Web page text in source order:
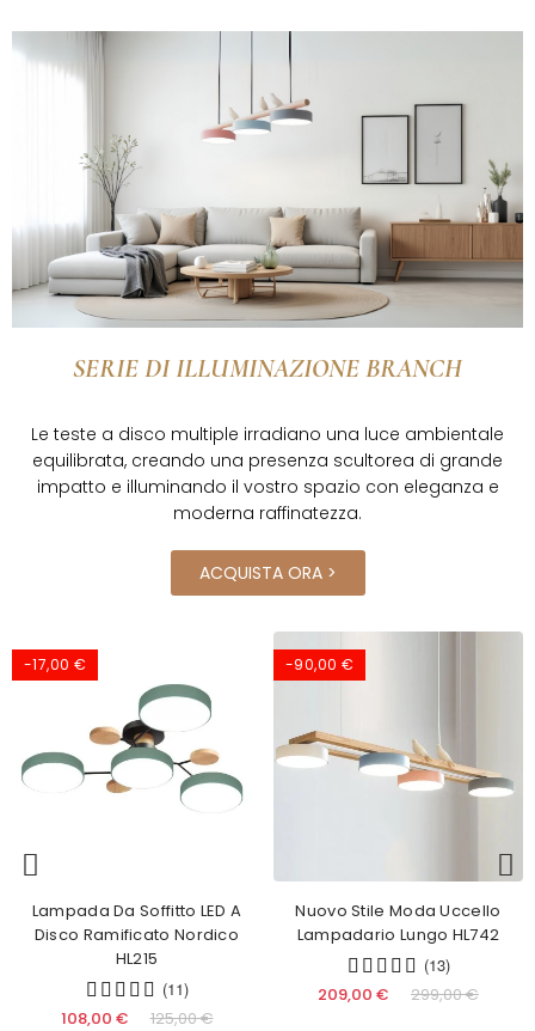
SERIE DI ILLUMINAZIONE BRANCH
Le teste a disco multiple irradiano una luce ambientale
equilibrata, creando una presenza scultorea di grande
impatto e illuminando il vostro spazio con eleganza e
moderna raffinatezza.
ACQUISTA ORA >
-17,00 €
Lampada Da Soffitto LED A
Disco Ramificato Nordico
HL215
(11)
108,00 €
125,00 €
-90,00 €
Nuovo Stile Moda Uccello
Lampadario Lungo HL742
(13)
209,00 €
299,00 €